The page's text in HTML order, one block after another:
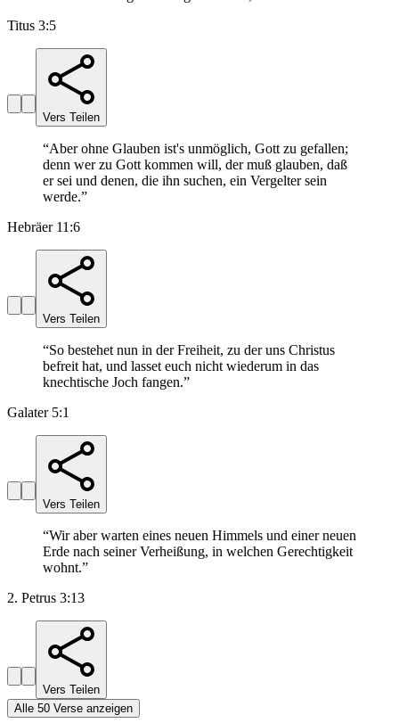
Titus 3:5
Vers Teilen
“Aber ohne Glauben ist's unmöglich, Gott zu gefallen;
denn wer zu Gott kommen will, der muß glauben, daß
er sei und denen, die ihn suchen, ein Vergelter sein
werde.”
Hebräer 11:6
Vers Teilen
“So bestehet nun in der Freiheit, zu der uns Christus
befreit hat, und lasset euch nicht wiederum in das
knechtische Joch fangen.”
Galater 5:1
Vers Teilen
“Wir aber warten eines neuen Himmels und einer neuen
Erde nach seiner Verheißung, in welchen Gerechtigkeit
wohnt.”
2. Petrus 3:13
Vers Teilen
Alle 50 Verse anzeigen